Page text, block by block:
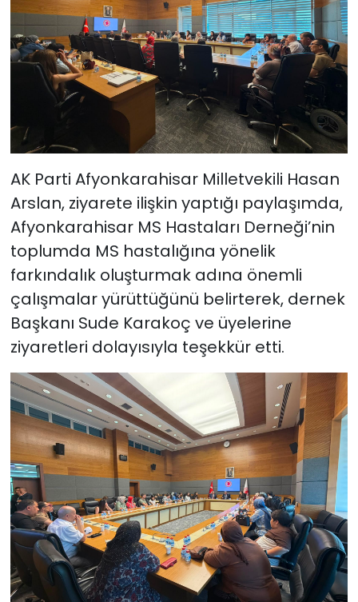
AK Parti Afyonkarahisar Milletvekili Hasan
Arslan, ziyarete ilişkin yaptığı paylaşımda,
Afyonkarahisar MS Hastaları Derneği’nin
toplumda MS hastalığına yönelik
farkındalık oluşturmak adına önemli
çalışmalar yürüttüğünü belirterek, dernek
Başkanı Sude Karakoç ve üyelerine
ziyaretleri dolayısıyla teşekkür etti.